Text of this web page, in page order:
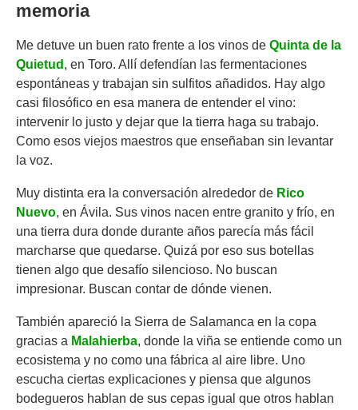
memoria
Me detuve un buen rato frente a los vinos de Quinta de la
Quietud , en Toro. Allí defendían las fermentaciones
espontáneas y trabajan sin sulfitos añadidos. Hay algo
casi filosófico en esa manera de entender el vino:
intervenir lo justo y dejar que la tierra haga su trabajo.
Como esos viejos maestros que enseñaban sin levantar
la voz.
Muy distinta era la conversación alrededor de Rico
Nuevo, en Ávila. Sus vinos nacen entre granito y frío, en
una tierra dura donde durante años parecía más fácil
marcharse que quedarse. Quizá por eso sus botellas
tienen algo que desafío silencioso. No buscan
impresionar. Buscan contar de dónde vienen.
También apareció la Sierra de Salamanca en la copa
gracias a Malahierba, donde la viña se entiende como un
ecosistema y no como una fábrica al aire libre. Uno
escucha ciertas explicaciones y piensa que algunos
bodegueros hablan de sus cepas igual que otros hablan